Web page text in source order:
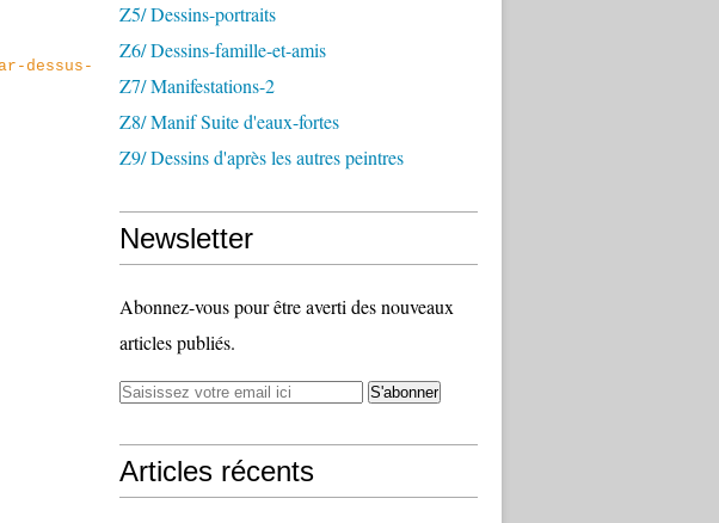
dessus-
Z5/ Dessins-portraits
Z6/ Dessins-famille-et-amis
Z7/ Manifestations-2
Z8/ Manif Suite d'eaux-fortes
Z9/ Dessins d'après les autres peintres
Newsletter
Abonnez-vous pour être averti des nouveaux
articles publiés.
Articles récents